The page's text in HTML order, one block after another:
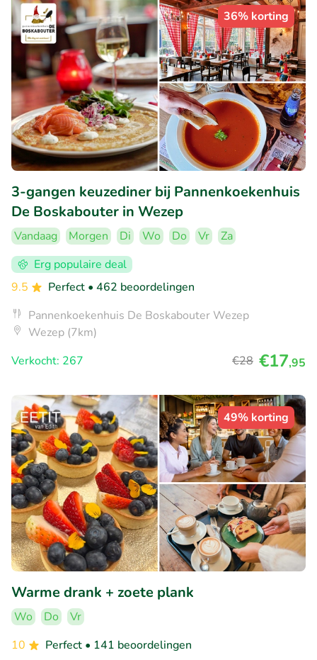
36% korting
3-gangen keuzediner bij Pannenkoekenhuis
De Boskabouter in Wezep
Vandaag Morgen Di Wo Do Vr
Za
Erg populaire deal
9.5
Perfect • 462 beoordelingen
Pannenkoekenhuis De Boskabouter Wezep
Wezep (7km)
Verkocht: 267
€28 €17,95
49% korting
Warme drank + zoete plank
Wo Do
Vr
10
Perfect • 141 beoordelingen